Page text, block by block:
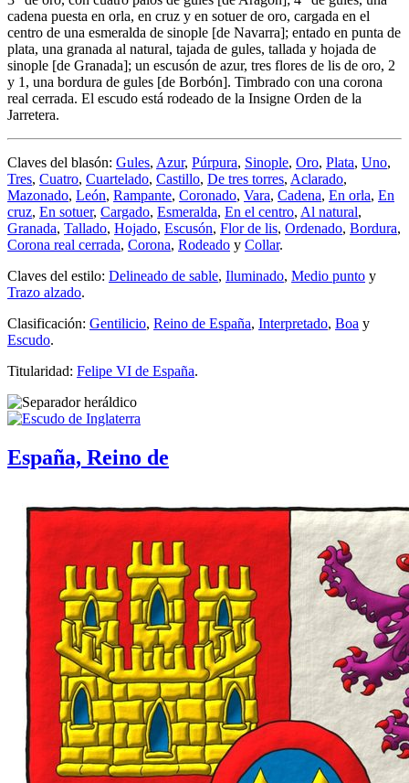
cadena puesta en orla, en cruz y en sotuer de oro, cargada en el
centro de una esmeralda de sinople [de Navarra]; entado en punta de
plata, una granada al natural, tajada de gules, tallada y hojada de
sinople [de Granada]; un escusón de azur, tres flores de lis de oro, 2
y 1, una bordura de gules [de Borbón]. Timbrado con una corona
real cerrada. El escudo está rodeado de la Insigne Orden de la
Jarretera.
Claves del blasón: Gules, Azur, Púrpura, Sinople, Oro, Plata, Uno,
Tres, Cuatro, Cuartelado, Castillo, De tres torres, Aclarado,
Mazonado, León, Rampante, Coronado, Vara, Cadena, En orla, En
cruz, En sotuer, Cargado, Esmeralda, En el centro, Al natural,
Granada, Tallado, Hojado, Escusón, Flor de lis, Ordenado, Bordura,
Corona real cerrada, Corona, Rodeado y Collar.
Claves del estilo: Delineado de sable, Iluminado, Medio punto y
Trazo alzado.
Clasificación: Gentilicio, Reino de España, Interpretado, Boa y
Escudo.
Titularidad: Felipe VI de España.
España, Reino de